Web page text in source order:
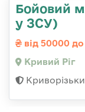
Бойовий
у ЗСУ)
від 50000
Кривий Ріг